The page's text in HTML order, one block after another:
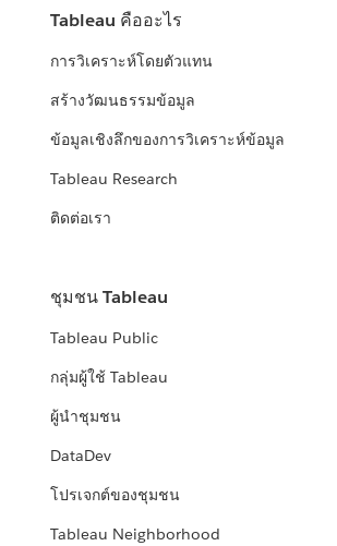
Tableau คืออะไร
การวิเคราะห์โดยตัวแทน
สร้างวัฒนธรรมข้อมูล
ข้อมูลเชิงลึกของการวิเคราะห์ข้อมูล
Tableau Research
ติดต่อเรา
ชุมชน Tableau
Tableau Public
กลุ่มผู้ใช้ Tableau
ผู้นำชุมชน
DataDev
โปรเจกต์ของชุมชน
Tableau Neighborhood